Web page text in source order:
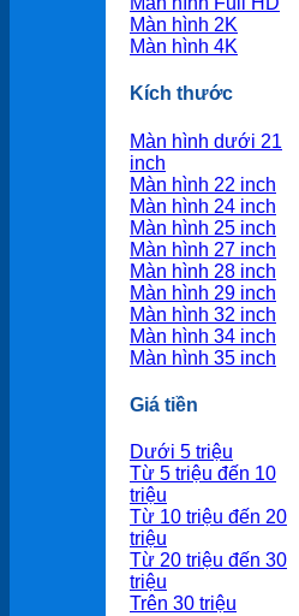
Màn hình 2K
Màn hình 4K
Kích thước
Màn hình dưới 21
inch
Màn hình 22 inch
Màn hình 24 inch
Màn hình 25 inch
Màn hình 27 inch
Màn hình 28 inch
Màn hình 29 inch
Màn hình 32 inch
Màn hình 34 inch
Màn hình 35 inch
Giá tiền
Dưới 5 triệu
Từ 5 triệu đến 10
triệu
Từ 10 triệu đến 20
triệu
Từ 20 triệu đến 30
triệu
Trên 30 triệu